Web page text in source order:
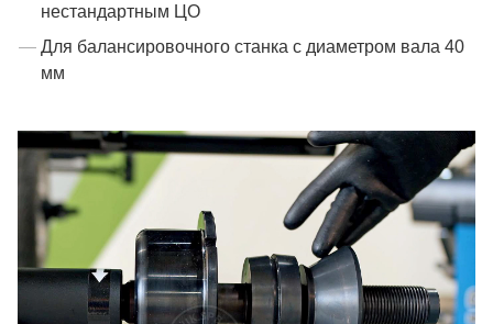
нестандартным ЦО
Для балансировочного станка с диаметром вала 40
мм